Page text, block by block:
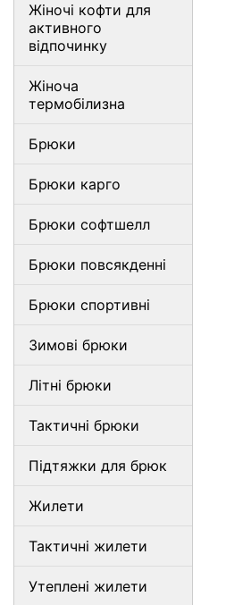
Жіночі кофти для
активного
відпочинку
Жіноча
термобілизна
Брюки
Брюки карго
Брюки софтшелл
Брюки повсякденні
Брюки спортивні
Зимові брюки
Літні брюки
Тактичні брюки
Підтяжки для брюк
Жилети
Тактичні жилети
Утеплені жилети